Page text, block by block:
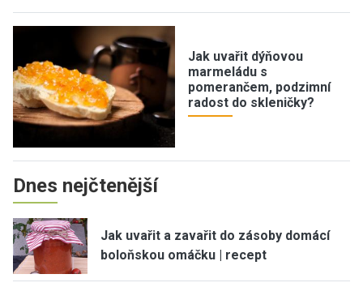
Jak uvařit dýňovou
marmeládu s
pomerančem, podzimní
radost do skleničky?
Dnes nejčtenější
Jak uvařit a zavařit do zásoby domácí
boloňskou omáčku | recept